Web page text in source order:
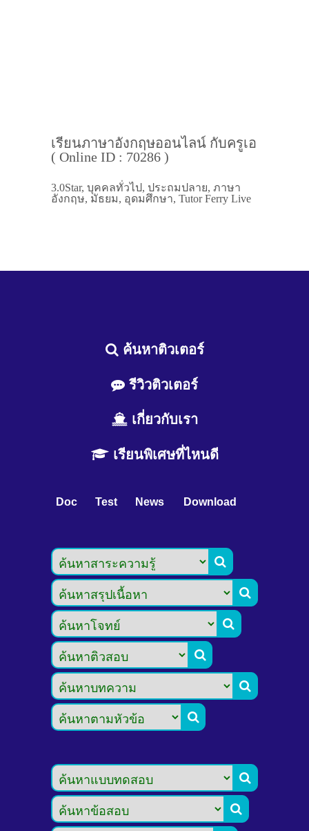
เรียนภาษาอังกฤษออนไลน์ กับครูเอ
( Online ID : 70286 )
3.0Star, บุคคลทั่วไป, ประถมปลาย, ภาษา
อังกฤษ, มัธยม, อุดมศึกษา, Tutor Ferry Live
ค้นหาติวเตอร์
รีวิวติวเตอร์
เกี่ยวกับเรา
เรียนพิเศษที่ไหนดี
Doc Test News Download







